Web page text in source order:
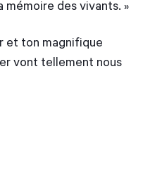
mémoire des vivants. »
et ton magnifique
vont tellement nous